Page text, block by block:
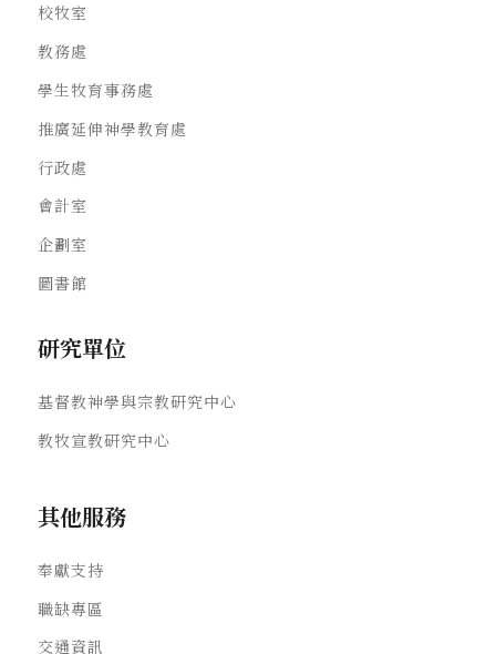
校牧室
教務處
學生牧育事務處
推廣延伸神學教育處
行政處
會計室
企劃室
圖書館
研究單位
基督教神學與宗教研究中心
教牧宣教研究中心
其他服務
奉獻支持
職缺專區
交通資訊